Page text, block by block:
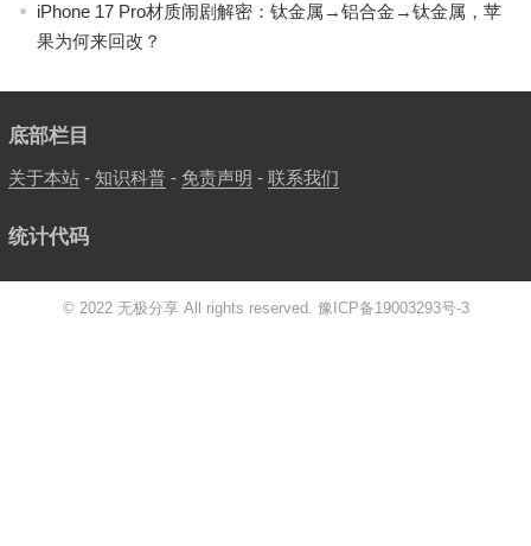
iPhone 17 Pro材质闹剧解密：钛金属→铝合金→钛金属，苹
果为何来回改？
底部栏目
关于本站- 知识科普- 免责声明 - 联系我们
统计代码
© 2022 无极分享 All rights reserved. 豫ICP备19003293号-3